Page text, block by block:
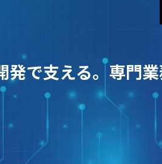
交通
ド
テム技術研究所
サイエンス
で支える。専門